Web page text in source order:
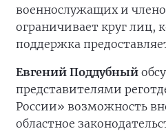
военнослужащих и
ограничивает круг лиц,
поддержка
Евгений Поддубный
представителями
России» возможность
областное